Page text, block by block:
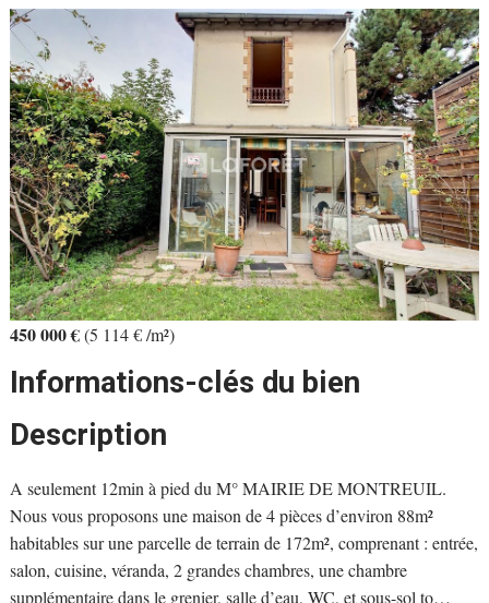
450 000 €(5 114 € /m²)
Informations-clés du bien
Description
A seulement 12min à pied du M° MAIRIE DE MONTREUIL.
Nous vous proposons une maison de 4 pièces d’environ 88m²
habitables sur une parcelle de terrain de 172m², comprenant : entrée,
salon, cuisine, véranda, 2 grandes chambres, une chambre
supplémentaire dans le grenier, salle d’eau, WC, et sous-sol to…